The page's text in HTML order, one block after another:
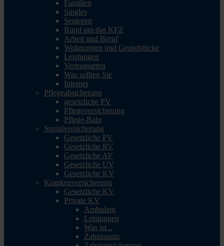
Familien
Singles
Senioren
Rund um das KFZ
Arbeit und Beruf
Wohnungen und Grundstücke
Leistungen
Vertragsarten
Was sollten Sie
Internet
Pflegeabsicherung
gesetzliche PV
Pflegeversicherung
Pflege-Bahr
Sozialversicherung
Gesetzliche PV
Gesetzliche RV
Gesetzliche AV
Gesetzliche UV
Gesetzliche KV
Krankenversicherung
Gesetzliche KV
Private KV
Ambulant
Leistungen
Was ist...
Zahnzusatz